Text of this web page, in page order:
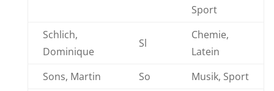
Sport
Schlich,
Dominique
Sl
Chemie,
Latein
Sons, Martin
So Musik, Sport